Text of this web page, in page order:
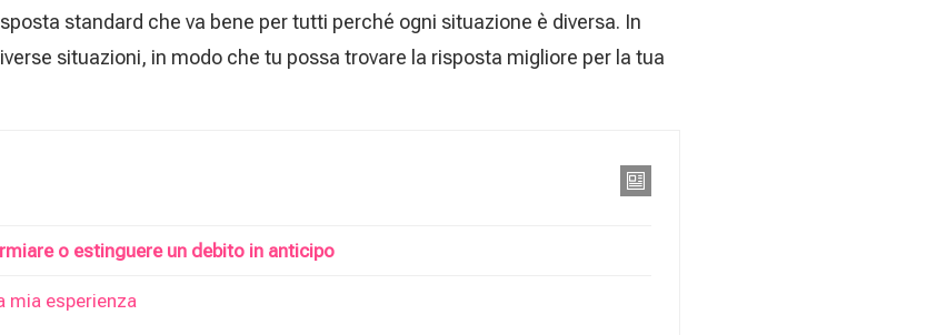
standard che va bene per tutti perché ogni situazione è diversa. In
situazioni, in modo che tu possa trovare la risposta migliore per la tua
o estinguere un debito in anticipo
mia esperienza